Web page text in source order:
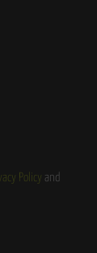
Policy and